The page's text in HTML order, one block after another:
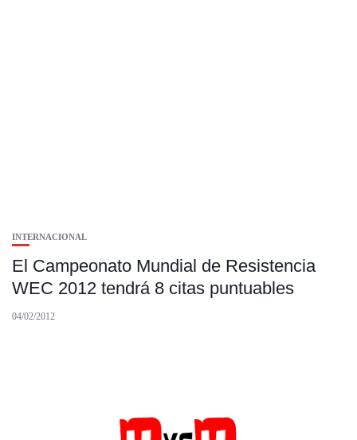
INTERNACIONAL
El Campeonato Mundial de Resistencia
WEC 2012 tendrá 8 citas puntuables
04/02/2012